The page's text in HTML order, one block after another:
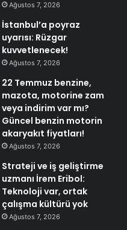
Ağustos 7, 2026
İstanbul’a poyraz
uyarısı: Rüzgar
kuvvetlenecek!
Ağustos 7, 2026
22 Temmuz benzine,
mazota, motorine zam
veya indirim var mı?
Güncel benzin motorin
akaryakıt fiyatları!
Ağustos 7, 2026
Strateji ve iş geliştirme
uzmanı İrem Eribol:
Teknoloji var, ortak
çalışma kültürü yok
Ağustos 7, 2026